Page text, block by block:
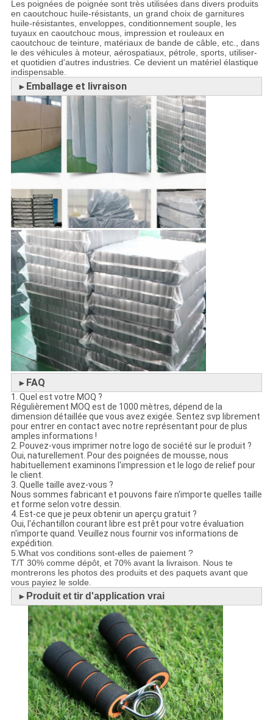
Les poignées de poignée sont très utilisées dans divers produits
en caoutchouc huile-résistants, un grand choix de garnitures
huile-résistantes, enveloppes, conditionnement souple, les
tuyaux en caoutchouc mous, impression et rouleaux en
caoutchouc de teinture, matériaux de bande de câble, etc., dans
le des véhicules à moteur, aérospatiaux, pétrole, sports, utiliser-
et quotidien d'autres industries. Ce devient un matériel élastique
indispensable.
► Emballage et livraison
► FAQ
1. Quel est votre MOQ ?
Régulièrement MOQ est de 1000 mètres, dépend de la
dimension détaillée que vous avez exigée. Sentez svp librement
pour entrer en contact avec notre représentant pour de plus
amples informations !
2. Pouvez-vous imprimer notre logo de société sur le produit ?
Oui, naturellement. Pour des poignées de mousse, nous
habituellement examinons l'impression et le logo de relief pour
le client.
3. Quelle taille avez-vous ?
Nous sommes fabricant et pouvons faire n'importe quelles taille
et forme selon votre dessin.
4. Est-ce que je peux obtenir un aperçu gratuit ?
Oui, l'échantillon courant libre est prêt pour votre évaluation
n'importe quand. Veuillez nous fournir vos informations de
expédition.
5.What vos conditions sont-elles de paiement ?
T/T 30% comme dépôt, et 70% avant la livraison. Nous te
montrerons les photos des produits et des paquets avant que
vous payiez le solde.
► Produit et tir d'application vrai